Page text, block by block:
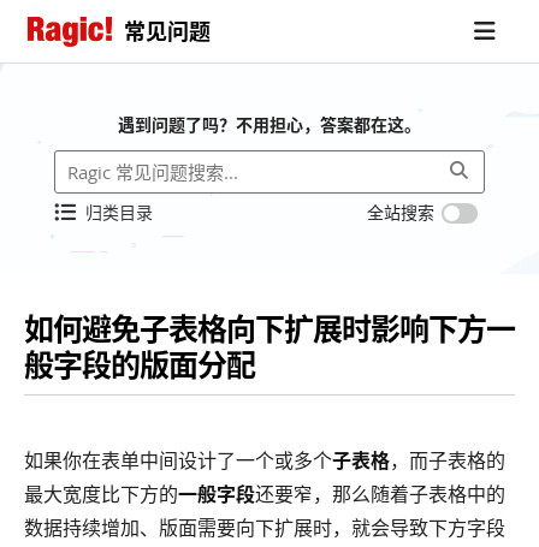
常见问题
遇到问题了吗？不用担心，答案都在这。
归类目录 全站搜索
如何避免子表格向下扩展时影响下方一
般字段的版面分配
如果你在表单中间设计了一个或多个子表格，而子表格的
最大宽度比下方的一般字段还要窄，那么随着子表格中的
数据持续增加、版面需要向下扩展时，就会导致下方字段